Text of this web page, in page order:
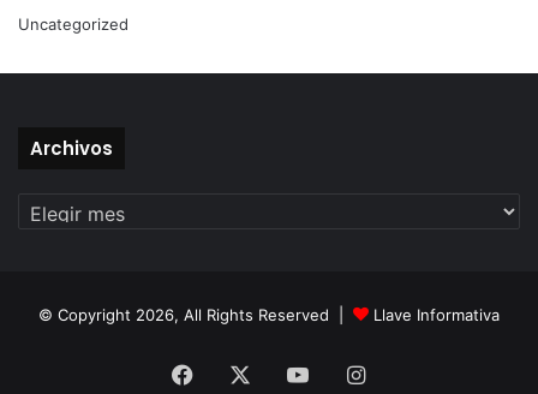
Uncategorized
Archivos
© Copyright 2026, All Rights Reserved | Llave Informativa
Facebook YouTubeInstagram